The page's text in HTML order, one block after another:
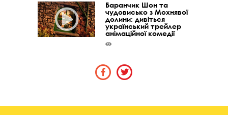
Баранчик Шон та
чудовисько з Мохнявої
долини: дивіться
український трейлер
анімаційної комедії